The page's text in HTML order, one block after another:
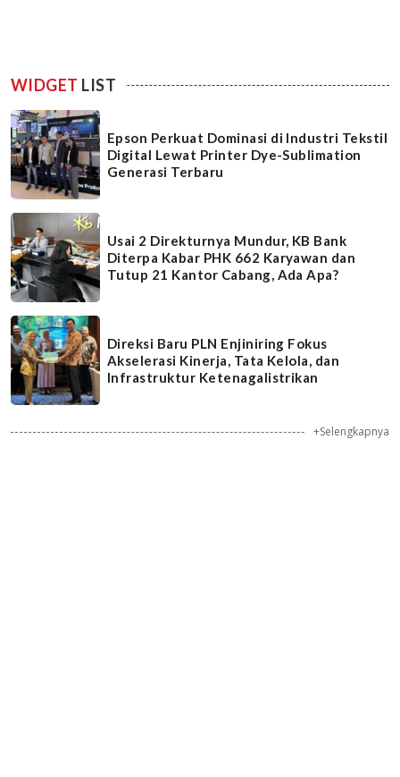
WIDGET LIST
Epson Perkuat Dominasi di Industri Tekstil
Digital Lewat Printer Dye-Sublimation
Generasi Terbaru
Usai 2 Direkturnya Mundur, KB Bank
Diterpa Kabar PHK 662 Karyawan dan
Tutup 21 Kantor Cabang, Ada Apa?
Direksi Baru PLN Enjiniring Fokus
Akselerasi Kinerja, Tata Kelola, dan
Infrastruktur Ketenagalistrikan
+Selengkapnya